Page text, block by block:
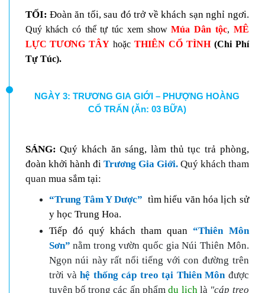
TỐI: Đoàn ăn tối, sau đó trở về khách sạn nghỉ ngơi.
Quý khách có thể tự túc xem showMúa Dân tộc, MÊ
LỰC TƯƠNG TÂY hoặc THIÊN CỔ TÌNH(Chi Phí
Tự Túc).
NGÀY 3: TRƯƠNG GIA GIỚI – PHƯỢNG HOÀNG
CỔ TRẤN (Ăn: 03 BỮA)
SÁNG: Quý khách ăn sáng, làm thủ tục trả phòng,
đoàn khởi hành đi Trương Gia Giới. Quý khách tham
quan mua sắm tại:
“Trung Tâm Y Dược” tìm hiểu văn hóa lịch sử
y học Trung Hoa.
Tiếp đó quý khách tham quan“Thiên Môn
Sơn”nằm trong vườn quốc gia Núi Thiên Môn.
Ngọn núi này rất nổi tiếng với con đường trên
trời vàhệ thống cáp treo tại Thiên Mônđược
tuyên bố trong các ấn phẩmdu lịchlà "cáp treo